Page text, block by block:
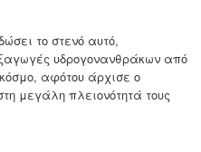
το στενό αυτό,
υδρογονανθράκων από
αφότου άρχισε ο
μεγάλη πλειονότητά τους